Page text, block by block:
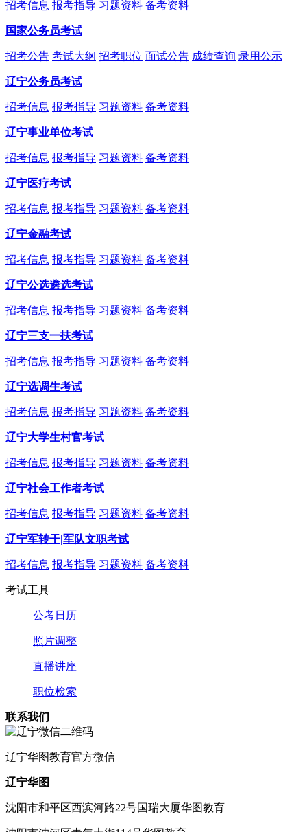
招考信息 报考指导 习题资料 备考资料
国家公务员考试
招考公告 考试大纲 招考职位 面试公告 成绩查询 录用公示
辽宁公务员考试
招考信息 报考指导 习题资料 备考资料
辽宁事业单位考试
招考信息 报考指导 习题资料 备考资料
辽宁医疗考试
招考信息 报考指导 习题资料 备考资料
辽宁金融考试
招考信息 报考指导 习题资料 备考资料
辽宁公选遴选考试
招考信息 报考指导 习题资料 备考资料
辽宁三支一扶考试
招考信息 报考指导 习题资料 备考资料
辽宁选调生考试
招考信息 报考指导 习题资料 备考资料
辽宁大学生村官考试
招考信息 报考指导 习题资料 备考资料
辽宁社会工作者考试
招考信息 报考指导 习题资料 备考资料
辽宁军转干|军队文职考试
招考信息 报考指导 习题资料 备考资料
考试工具
公考日历
照片调整
直播讲座
职位检索
联系我们
辽宁华图教育官方微信
辽宁华图
沈阳市和平区西滨河路22号国瑞大厦华图教育